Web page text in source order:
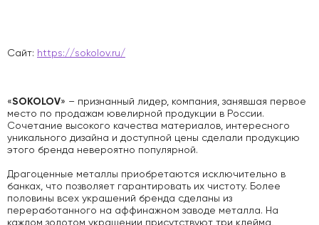
Сайт: https://sokolov.ru/
«SOKOLOV» – признанный лидер, компания, занявшая первое
место по продажам ювелирной продукции в России.
Сочетание высокого качества материалов, интересного
уникального дизайна и доступной цены сделали продукцию
этого бренда невероятно популярной.
Драгоценные металлы приобретаются исключительно в
банках, что позволяет гарантировать их чистоту. Более
половины всех украшений бренда сделаны из
переработанного на аффинажном заводе металла. На
каждом золотом украшении присутствуют три клейма,